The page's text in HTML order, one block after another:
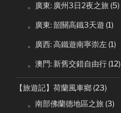
。廣東: 廣州3日2夜之旅 (5)
。廣東: 韶關高鐵3天遊 (1)
。廣西: 高鐵遊南寧崇左 (1)
。澳門: 新舊交錯自由行 (12)
【旅遊記】荷蘭風車鄉 (23)
。南部佛蘭德地區之旅 (3)